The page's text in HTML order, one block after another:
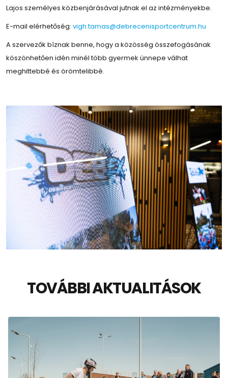
Lajos személyes közbenjárásával jutnak el az intézményekbe.
E-mail elérhetőség: vigh.tamas@debrecenisportcentrum.hu
A szervezők bíznak benne, hogy a közösség összefogásának
köszönhetően idén minél több gyermek ünnepe válhat
meghittebbé és örömtelibbé.
TOVÁBBI AKTUALITÁSOK